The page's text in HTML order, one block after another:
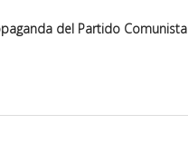
del Partido